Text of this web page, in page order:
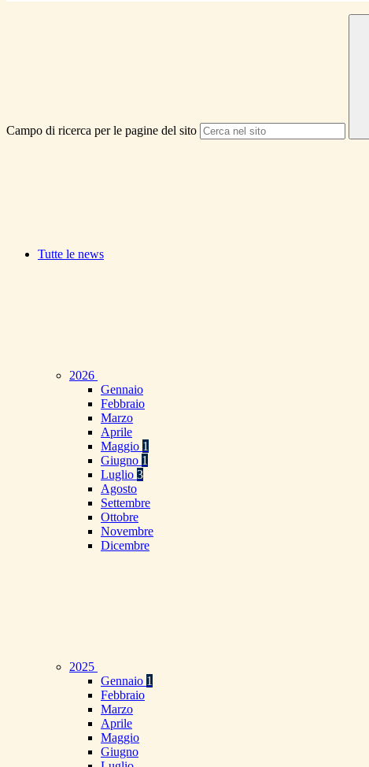
Campo di ricerca per le pagine del sito
Tutte le news
2026
Gennaio
Febbraio
Marzo
Aprile
Maggio 1
Giugno 1
Luglio 3
Agosto
Settembre
Ottobre
Novembre
Dicembre
2025
Gennaio 1
Febbraio
Marzo
Aprile
Maggio
Giugno